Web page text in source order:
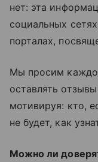
нет: эта
социальных
порталах,
Мы просим
оставлять
мотивируя: кто,
не будет, как
Можно ли